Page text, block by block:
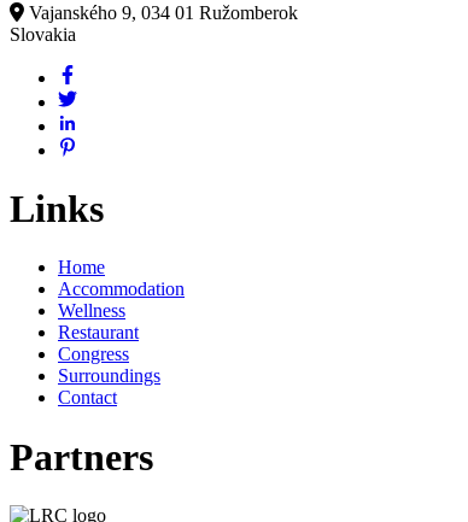
Vajanského 9, 034 01 Ružomberok
Slovakia
Links
Home
Accommodation
Wellness
Restaurant
Congress
Surroundings
Contact
Partners